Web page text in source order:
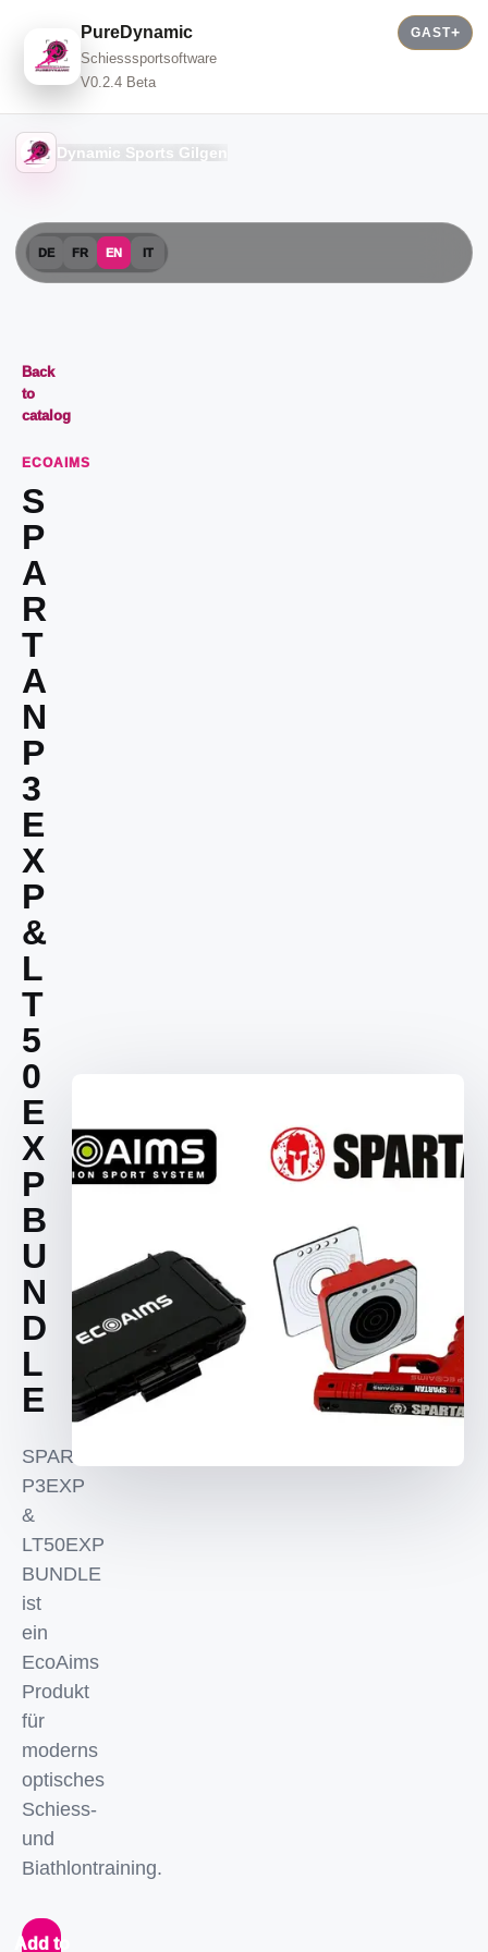
PureDynamic
Schiesssportsoftware
V0.2.4 Beta
GAST
Dynamic Sports Gilgen
DE FR EN IT
Back
to
catalog
ECOAIMS
S
P
A
R
T
A
N
P
3
E
X
P
&
L
T
5
0
E
X
P
B
U
N
D
L
E
SPARTAN
P3EXP
&
LT50EXP
BUNDLE
ist
ein
EcoAims
Produkt
für
moderns
optisches
Schiess-
und
Biathlontraining.
Add to